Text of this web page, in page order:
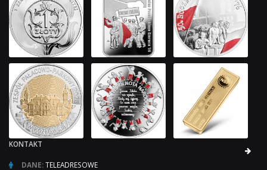
KONTAKT
DANE:TELEADRESOWE